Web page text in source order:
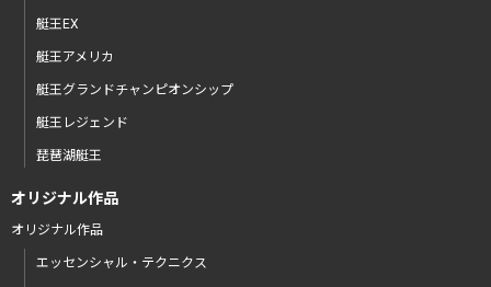
艇王EX
艇王アメリカ
艇王グランドチャンピオンシップ
艇王レジェンド
琵琶湖艇王
オリジナル作品
オリジナル作品
エッセンシャル・テクニクス